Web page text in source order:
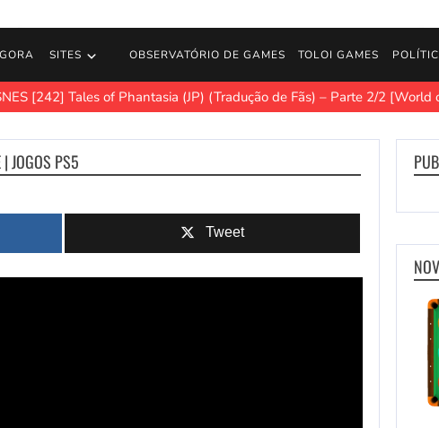
SITES OBSERVATÓRIO DE GAMES TOLOI GAMES
[242] Tales of Phantasia (JP) (Tradução de Fãs) – Parte 2/2 [World
| JOGOS PS5
Tweet